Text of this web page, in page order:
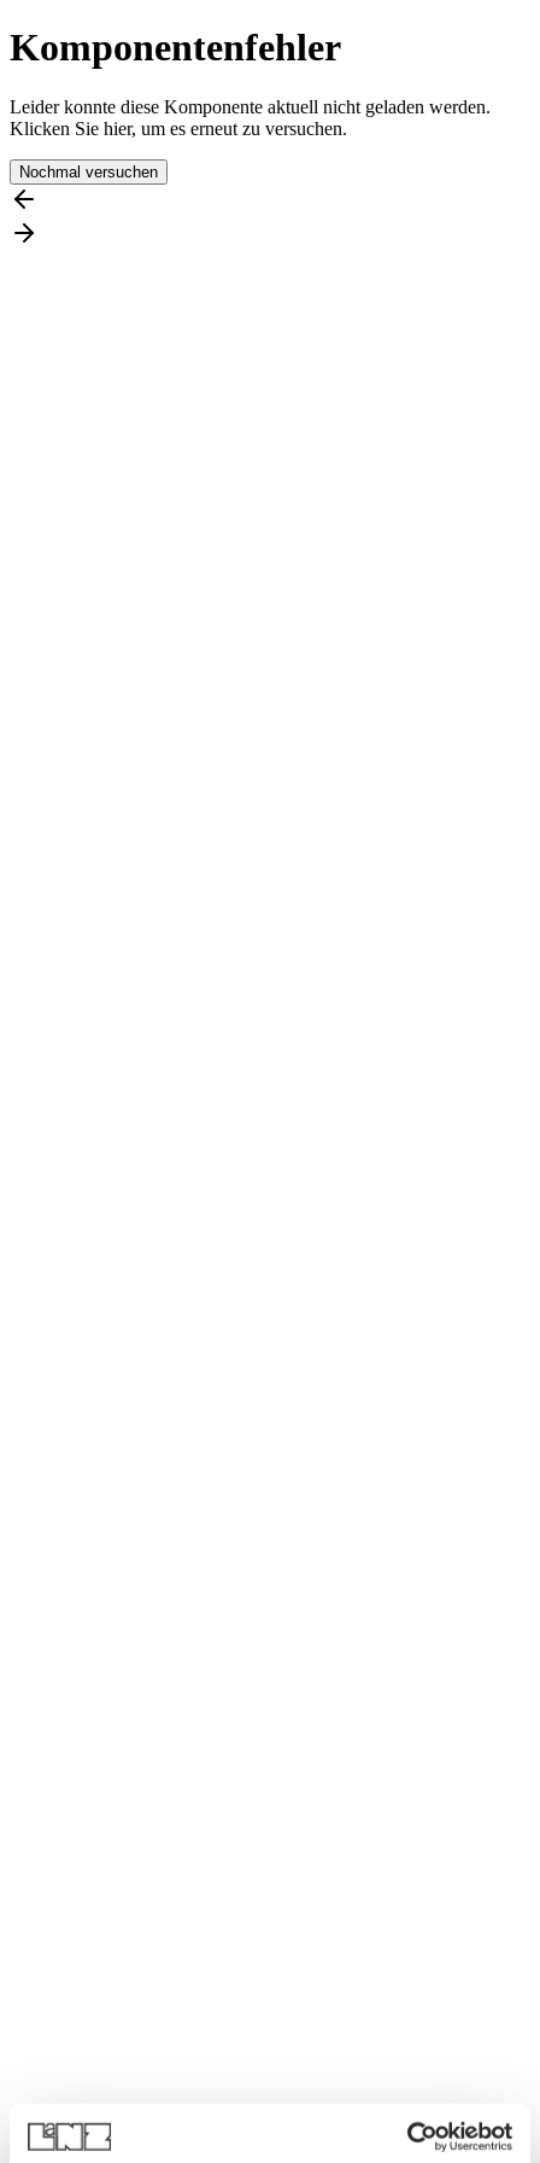
Komponentenfehler
Leider konnte diese Komponente aktuell nicht geladen werden.
Klicken Sie hier, um es erneut zu versuchen.
Nochmal versuchen